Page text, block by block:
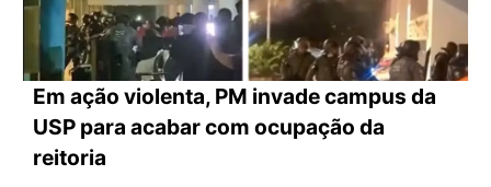
Em ação violenta, PM invade campus da
USP para acabar com ocupação da
reitoria